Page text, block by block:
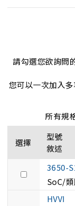
請勾選您欲詢問
您可以一次加入
所有規
選擇
型號
敘述
3650-
SoC/
HVVI